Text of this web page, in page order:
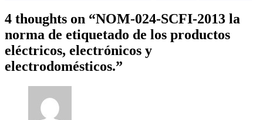
4 thoughts on “NOM-024-SCFI-2013 la
norma de etiquetado de los productos
eléctricos, electrónicos y
electrodomésticos.”